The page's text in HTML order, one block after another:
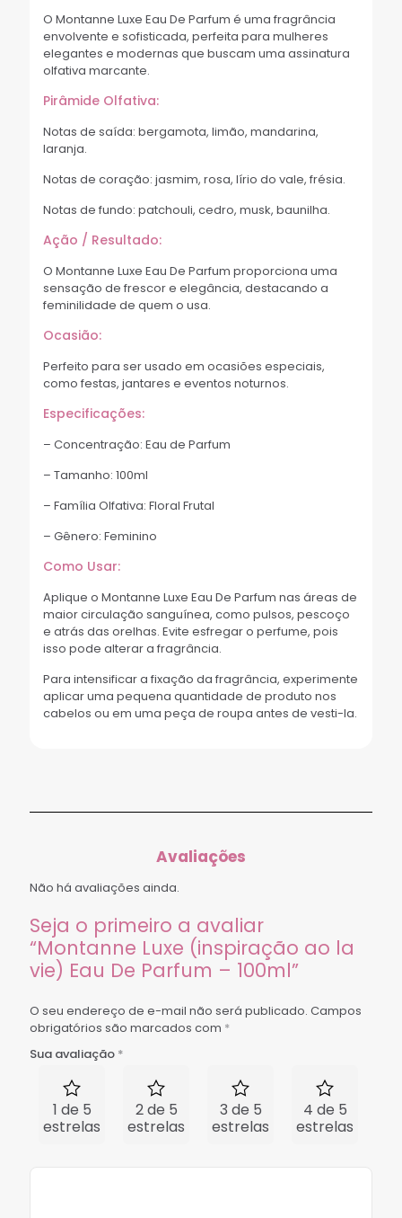
O Montanne Luxe Eau De Parfum é uma fragrância
envolvente e sofisticada, perfeita para mulheres
elegantes e modernas que buscam uma assinatura
olfativa marcante.
Pirâmide Olfativa:
Notas de saída: bergamota, limão, mandarina,
laranja.
Notas de coração: jasmim, rosa, lírio do vale, frésia.
Notas de fundo: patchouli, cedro, musk, baunilha.
Ação / Resultado:
O Montanne Luxe Eau De Parfum proporciona uma
sensação de frescor e elegância, destacando a
feminilidade de quem o usa.
Ocasião:
Perfeito para ser usado em ocasiões especiais,
como festas, jantares e eventos noturnos.
Especificações:
– Concentração: Eau de Parfum
– Tamanho: 100ml
– Família Olfativa: Floral Frutal
– Gênero: Feminino
Como Usar:
Aplique o Montanne Luxe Eau De Parfum nas áreas de
maior circulação sanguínea, como pulsos, pescoço
e atrás das orelhas. Evite esfregar o perfume, pois
isso pode alterar a fragrância.
Para intensificar a fixação da fragrância, experimente
aplicar uma pequena quantidade de produto nos
cabelos ou em uma peça de roupa antes de vesti-la.
Avaliações
Não há avaliações ainda.
Seja o primeiro a avaliar
“Montanne Luxe (inspiração ao la
vie) Eau De Parfum – 100ml”
O seu endereço de e-mail não será publicado. Campos
obrigatórios são marcados com *
Sua avaliação *
1 de 5
estrelas
2 de 5
estrelas
3 de 5
estrelas
4 de 5
estrelas